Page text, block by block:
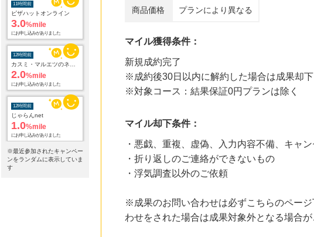
11時間前
ピザハットオンライン
3.0%mile
にお申し込みがありました
12時間前
2.0%mile
にお申し込みがありました
12時間前
じゃらんnet
1.0%mile
にお申し込みがありました
12時間前
※最近参加されたキャンペー
ンをランダムに表示していま
す
商品価格 プランにより異なる
マイル獲得条件：
新規成約完了
※成約後30日以内に解約した場合は成果却下
※対象コース：結果保証0円プランは除く
マイル却下条件：
・悪戯、重複、虚偽、入力内容不備、キャ
・折り返しのご連絡ができないもの
・浮気調査以外のご依頼
※成果のお問い合わせは必ずこちらのペー
わせをされた場合は成果対象外となる場合が